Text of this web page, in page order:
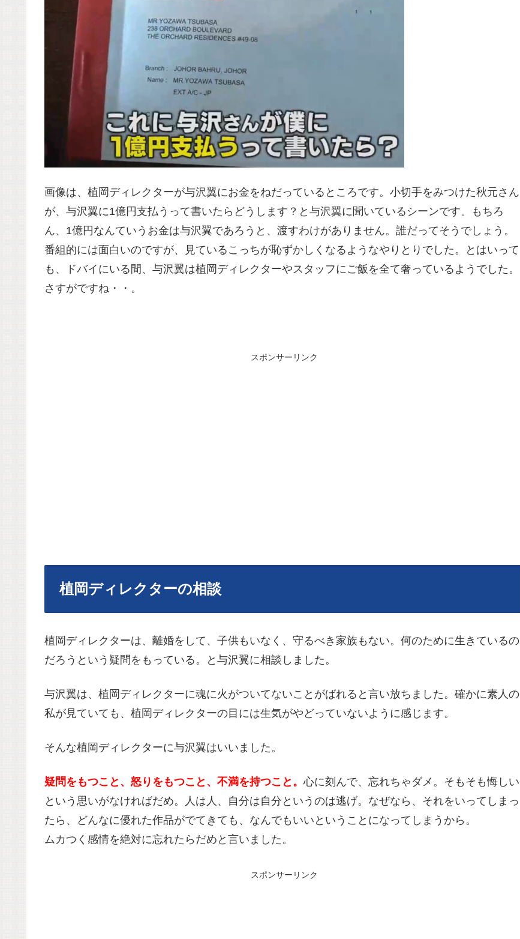
画像は、植岡ディレクターが与沢翼にお金をねだっているところです。小切手をみつけた秋元さん
が、与沢翼に1億円支払うって書いたらどうします？と与沢翼に聞いているシーンです。もちろ
ん、1億円なんていうお金は与沢翼であろうと、渡すわけがありません。誰だってそうでしょう。
番組的には面白いのですが、見ているこっちが恥ずかしくなるようなやりとりでした。とはいって
も、ドバイにいる間、与沢翼は植岡ディレクターやスタッフにご飯を全て奢っているようでした。
さすがですね・・。
スポンサーリンク
植岡ディレクターの相談
植岡ディレクターは、離婚をして、子供もいなく、守るべき家族もない。何のために生きているの
だろうという疑問をもっている。と与沢翼に相談しました。
与沢翼は、植岡ディレクターに魂に火がついてないことがばれると言い放ちました。確かに素人の
私が見ていても、植岡ディレクターの目には生気がやどっていないように感じます。
そんな植岡ディレクターに与沢翼はいいました。
疑問をもつこと、怒りをもつこと、不満を持つこと。心に刻んで、忘れちゃダメ。そもそも悔しい
という思いがなければだめ。人は人、自分は自分というのは逃げ。なぜなら、それをいってしまっ
たら、どんなに優れた作品がでてきても、なんでもいいということになってしまうから。
ムカつく感情を絶対に忘れたらだめと言いました。
スポンサーリンク